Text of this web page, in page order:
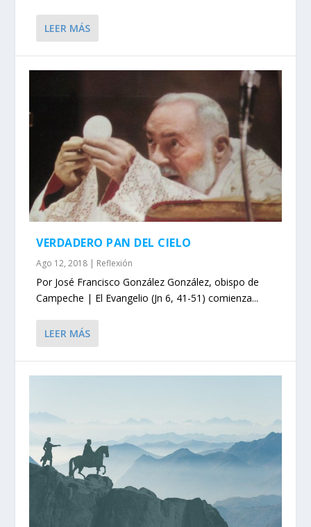
LEER MÁS
VERDADERO PAN DEL CIELO
Ago 12, 2018 | Reflexión
Por José Francisco González González, obispo de
Campeche | El Evangelio (Jn 6, 41-51) comienza...
LEER MÁS